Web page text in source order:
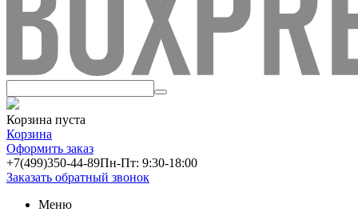
Корзина пуста
Корзина
Оформить заказ
+7(499)350-44-89Пн-Пт: 9:30-18:00
Заказать обратный звонок
Меню